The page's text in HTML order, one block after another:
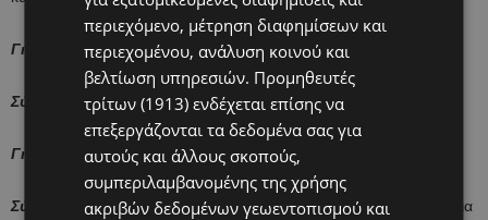
Γιατρός: Ποιος πηγαίνει τα παιδιά στο σχολείο;
Σύζυγος: Η γυναίκα μου, αφού δεν δουλεύει.
Γιατρός : Και μετά τι κάνει;
Σύζυγος:
Σκέφτεται τι άλλες δουλειές έχει να κάνει εκτός σπιτιού για
περιεχόμενο, μέτρηση διαφημίσεων και
περιεχομένου, ανάλυση κοινού και
βελτίωση υπηρεσιών. Προμηθευτές
τρίτων (1913) ενδέχεται επίσης να
επεξεργάζονται τα δεδομένα σας για
αυτούς και άλλους σκοπούς,
συμπεριλαμβανομένης της χρήσης
ακριβών δεδομένων γεωεντοπισμού και